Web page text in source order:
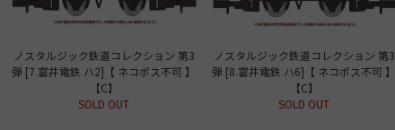
ノスタルジック鉄道コレクション 第3
弾 [7.富井電鉄 ハ2]【 ネコポス不可 】
【C】
SOLD OUT
ノスタルジック鉄道コレクション 第3
弾 [8.富井電鉄 ハ6]【 ネコポス不可 】
【C】
SOLD OUT